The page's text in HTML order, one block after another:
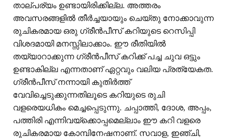
താല്പര്യം ഉണ്ടായിരിക്കില്ല. അത്തരം
അവസരങ്ങളിൽ തീർച്ചയായും ചെയ്തു നോക്കാവുന്ന
രുചികരമായ ഒരു ഗ്രീൻപീസ് കറിയുടെ റെസിപ്പി
വിശദമായി മനസ്സിലാക്കാം. ഈ രീതിയിൽ
തയ്യാറാക്കുന്ന ഗ്രീൻപീസ് കറിക്ക് പച്ച ചുവ ഒട്ടും
ഉണ്ടാകില്ല എന്നതാണ് ഏറ്റവും വലിയ പ്രത്യേകത.
ഗ്രീൻപീസ് നന്നായി കുതിർത്ത്
വേവിച്ചെടുക്കുന്നതിലൂടെ കറിയുടെ രുചി
വളരെയധികം മെച്ചപ്പെടുന്നു. ചപ്പാത്തി, ദോശ, അപ്പം,
പത്തിരി എന്നിവയ്‌ക്കൊപ്പമെല്ലാം ഈ കറി വളരെ
രുചികരമായ കോമ്പിനേഷനാണ്. സവാള, ഇഞ്ചി,